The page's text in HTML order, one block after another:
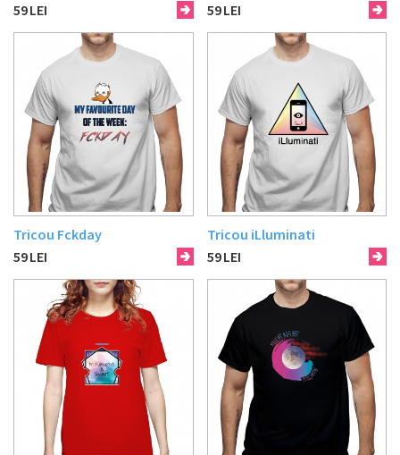
59LEI
59LEI
Tricou Fckday
59LEI
Tricou iLluminati
59LEI